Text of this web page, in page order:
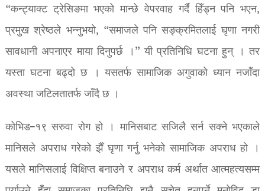
“कन्ट्याक्ट ट्रेसिङमा भएको मान्छे वेपरवाह गर्दै हिँड्न पनि भएन,
प्रमुख श्रेष्ठले भन्नुभयो, “समाजले पनि सङ्क्रमितलाई घृणा नगरी
सावधानी अपनाएर माया दिनुपर्छ ।” यी प्रतिनिधि घटना हुन् । तर
यस्ता घटना बढ्दो छ । यसतर्फ सामाजिक अगुवाको ध्यान नजाँदा
अवस्था जटिलतातर्फ जाँदै छ ।
कोभिड–१९ सरुवा रोग हो । मानिसबाट सजिलै सर्न सक्ने भएकाले
मानिसले अपराध गरेको झैँ घृणा गर्नु भनेको सामाजिक अपराध हो ।
यसले मानिसलाई विक्षिप्त बनाउने र अपराध कर्म अर्थात आत्महत्यसम्म